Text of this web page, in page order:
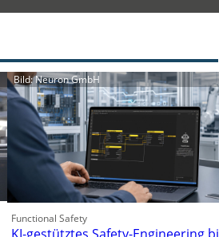
Bild: Neuron GmbH
Functional Safety